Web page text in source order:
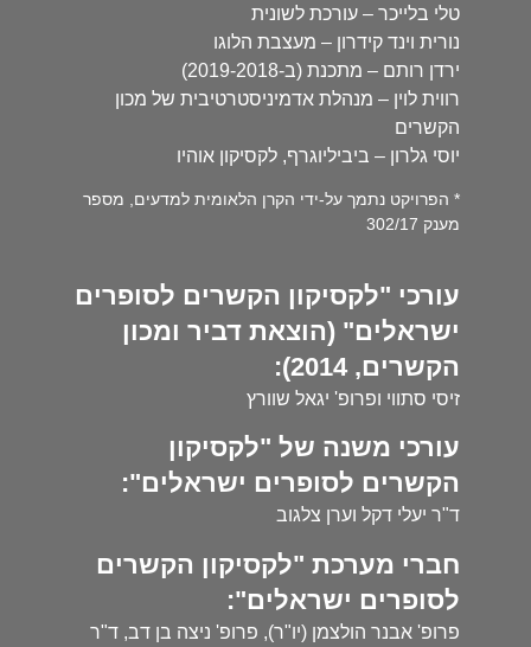
טלי בלייכר – עורכת לשונית
נורית וינד קידרון – מעצבת הלוגו
ירדן רותם – מתכנת (ב-2019-2018)
רווית לוין – מנהלת אדמיניסטרטיבית של מכון
הקשרים
יוסי גלרון – ביביליוגרף, לקסיקון אוהיו
* הפרויקט נתמך על-ידי הקרן הלאומית למדעים, מספר
מענק 302/17
עורכי "לקסיקון הקשרים לסופרים
ישראלים" (הוצאת דביר ומכון
הקשרים, 2014):
זיסי סתווי ופרופ' יגאל שוורץ
עורכי משנה של "לקסיקון
הקשרים לסופרים ישראלים":
ד"ר יעלי דקל וערן צלגוב
חברי מערכת "לקסיקון הקשרים
לסופרים ישראלים":
פרופ' אבנר הולצמן (יו"ר), פרופ' ניצה בן דב, ד"ר